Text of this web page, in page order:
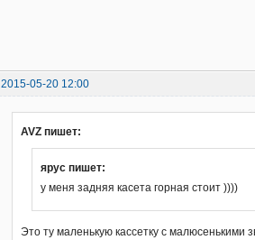
2015-05-20 12:00
AVZ пишет:
ярус пишет:
у меня задняя касета горная стоит ))))
Это ту маленькую кассетку с